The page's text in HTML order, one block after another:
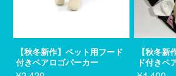
【秋冬新作】ペット用フード
付きペアロゴパーカー
【秋冬新
ド付きペ